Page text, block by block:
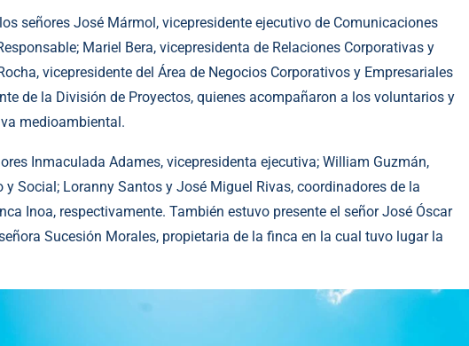
señores José Mármol, vicepresidente ejecutivo de Comunicaciones
Mariel Bera, vicepresidenta de Relaciones Corporativas y
vicepresidente del Área de Negocios Corporativos y Empresariales
de la División de Proyectos, quienes acompañaron a los voluntarios y
medioambiental.
Inmaculada Adames, vicepresidenta ejecutiva; William Guzmán,
Social; Loranny Santos y José Miguel Rivas, coordinadores de la
Inoa, respectivamente. También estuvo presente el señor José Óscar
Sucesión Morales, propietaria de la finca en la cual tuvo lugar la